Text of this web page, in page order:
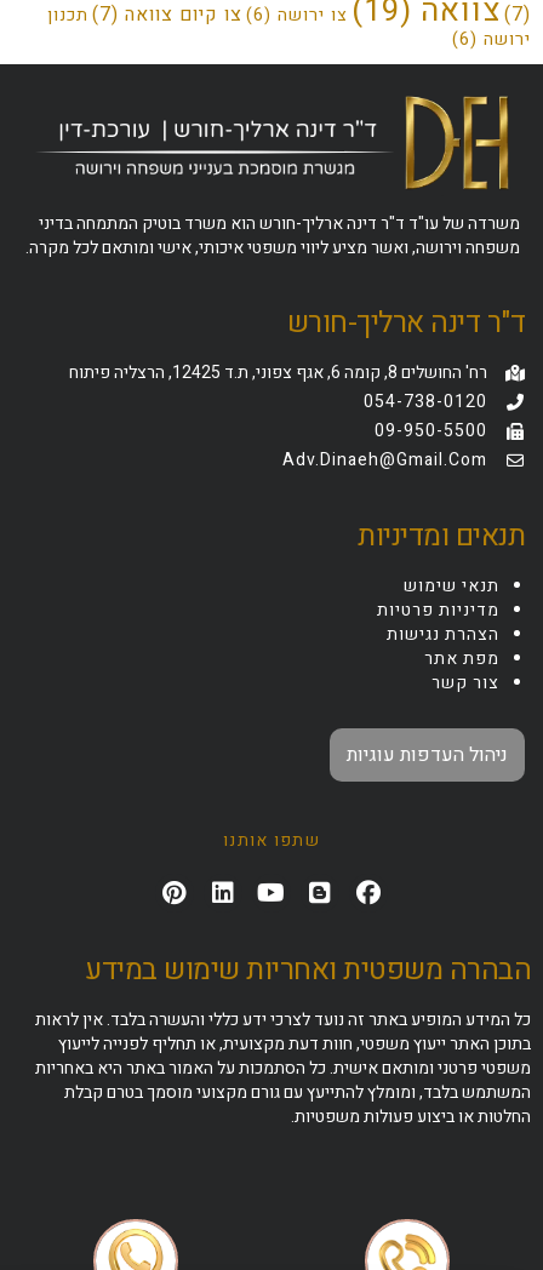
צוואה(19) צו ירושה(6) צו קיום צוואה(7)
תכנון
ירושה(6)
משרדה של עו"ד ד"ר דינה ארליך-חורש הוא משרד בוטיק המתמחה בדיני
משפחה וירושה, ואשר מציע ליווי משפטי איכותי, אישי ומותאם לכל מקרה.
ד"ר דינה ארליך-חורש
רח' החושלים 8, קומה 6, אגף צפוני, ת.ד 12425, הרצליה פיתוח
054-738-0120
09-950-5500
Adv.dinaeh@gmail.com
תנאים ומדיניות
תנאי שימוש
מדיניות פרטיות
הצהרת נגישות
מפת אתר
צור קשר
ניהול העדפות עוגיות
שתפו אותנו
הבהרה משפטית ואחריות שימוש במידע
כל המידע המופיע באתר זה נועד לצרכי ידע כללי והעשרה בלבד. אין לראות
בתוכן האתר ייעוץ משפטי, חוות דעת מקצועית, או תחליף לפנייה לייעוץ
משפטי פרטני ומותאם אישית. כל הסתמכות על האמור באתר היא באחריות
המשתמש בלבד, ומומלץ להתייעץ עם גורם מקצועי מוסמך בטרם קבלת
החלטות או ביצוע פעולות משפטיות.